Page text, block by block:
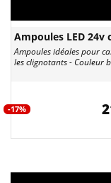
Ampoules LED 24v
Ampoules idéales pour
les clignotants - Couleur
-17%